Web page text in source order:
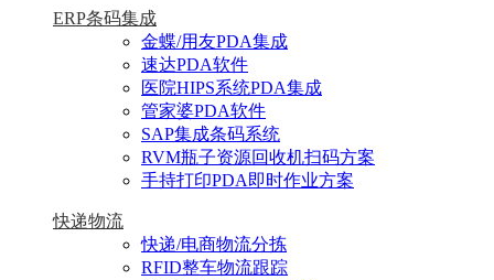
ERP条码集成
金蝶/用友PDA集成
速达PDA软件
医院HIPS系统PDA集成
管家婆PDA软件
SAP集成条码系统
RVM瓶子资源回收机扫码方案
手持打印PDA即时作业方案
快递物流
快递/电商物流分拣
RFID整车物流跟踪